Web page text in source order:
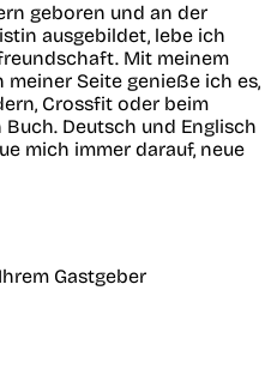
geboren und an der
ausgebildet, lebe ich
Mit meinem
meiner Seite genieße ich es,
Crossfit oder beim
Deutsch und Englisch
mich immer darauf, neue
Gastgeber